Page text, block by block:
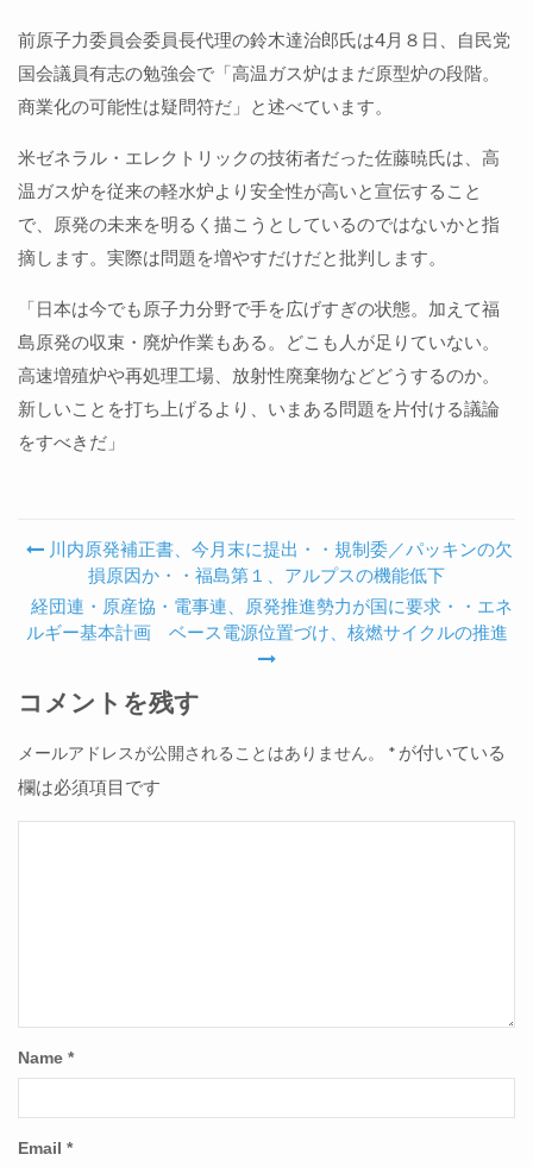
前原子力委員会委員長代理の鈴木達治郎氏は4月８日、自民党
国会議員有志の勉強会で「高温ガス炉はまだ原型炉の段階。
商業化の可能性は疑問符だ」と述べています。
米ゼネラル・エレクトリックの技術者だった佐藤暁氏は、高
温ガス炉を従来の軽水炉より安全性が高いと宣伝すること
で、原発の未来を明るく描こうとしているのではないかと指
摘します。実際は問題を増やすだけだと批判します。
「日本は今でも原子力分野で手を広げすぎの状態。加えて福
島原発の収束・廃炉作業もある。どこも人が足りていない。
高速増殖炉や再処理工場、放射性廃棄物などどうするのか。
新しいことを打ち上げるより、いまある問題を片付ける議論
をすべきだ」
Post navigation
川内原発補正書、今月末に提出・・規制委／パッキンの欠
損原因か・・福島第１、アルプスの機能低下
経団連・原産協・電事連、原発推進勢力が国に要求・・エネ
ルギー基本計画 ベース電源位置づけ、核燃サイクルの推進
コメントを残す
メールアドレスが公開されることはありません。 * が付いている
欄は必須項目です
Name *
Email *